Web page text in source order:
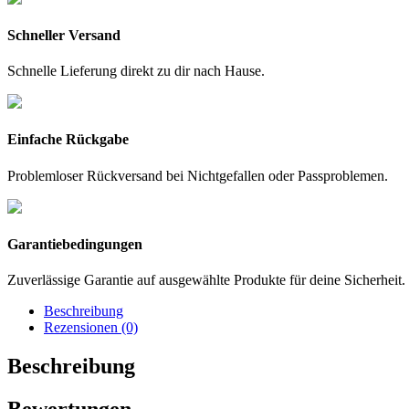
Schneller Versand
Schnelle Lieferung direkt zu dir nach Hause.
Einfache Rückgabe
Problemloser Rückversand bei Nichtgefallen oder Passproblemen.
Garantiebedingungen
Zuverlässige Garantie auf ausgewählte Produkte für deine Sicherheit.
Beschreibung
Rezensionen (0)
Beschreibung